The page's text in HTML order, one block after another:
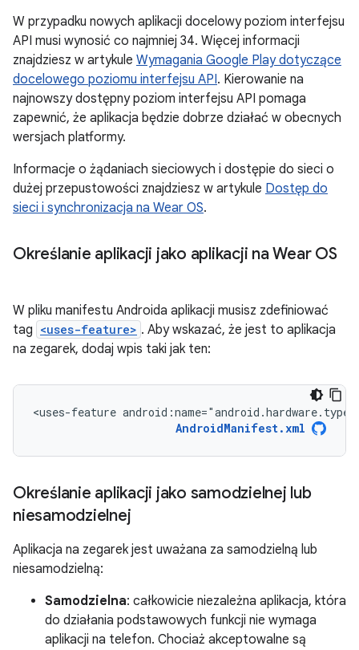
W przypadku nowych aplikacji docelowy poziom interfejsu
API musi wynosić co najmniej 34. Więcej informacji
znajdziesz w artykule Wymagania Google Play dotyczące
docelowego poziomu interfejsu API. Kierowanie na
najnowszy dostępny poziom interfejsu API pomaga
zapewnić, że aplikacja będzie dobrze działać w obecnych
wersjach platformy.
Informacje o żądaniach sieciowych i dostępie do sieci o
dużej przepustowości znajdziesz w artykule Dostęp do
sieci i synchronizacja na Wear OS.
Określanie aplikacji jako aplikacji na Wear OS
W pliku manifestu Androida aplikacji musisz zdefiniować
tag <uses-feature> . Aby wskazać, że jest to aplikacja
na zegarek, dodaj wpis taki jak ten:
<uses-feature
AndroidManifest.xml
Określanie aplikacji jako samodzielnej lub
niesamodzielnej
Aplikacja na zegarek jest uważana za samodzielną lub
niesamodzielną:
Samodzielna: całkowicie niezależna aplikacja, która
do działania podstawowych funkcji nie wymaga
aplikacji na telefon. Chociaż akceptowalne są